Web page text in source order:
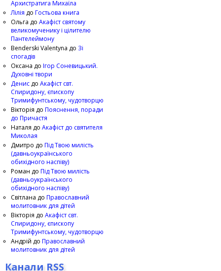
Архистратига Михаїла
Лілія до Гостьова книга
Ольга до Акафіст святому
великомученику і цілителю
Пантелеймону
Benderski Valentyna до Зі
спогадів
Оксана до Ігор Соневицький.
Духовні твори
Денис до Акафіст свт.
Спиридону, єпископу
Тримифунтському, чудотворцю
Вікторія до Пояснення, поради
до Причастя
Наталя до Акафіст до святителя
Миколая
Дмитро до Під Твою милість
(давньоукраїнського
обихідного наспіву)
Роман до Під Твою милість
(давньоукраїнського
обихідного наспіву)
Світлана до Православний
молитовник для дітей
Вікторія до Акафіст свт.
Спиридону, єпископу
Тримифунтському, чудотворцю
Андрій до Православний
молитовник для дітей
Канали RSS